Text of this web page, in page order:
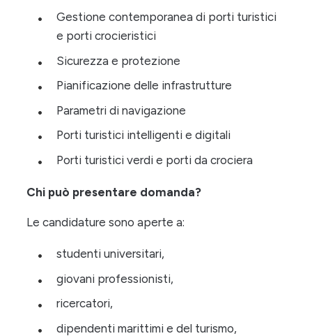
Gestione contemporanea di porti turistici
e porti crocieristici
Sicurezza e protezione
Pianificazione delle infrastrutture
Parametri di navigazione
Porti turistici intelligenti e digitali
Porti turistici verdi e porti da crociera
Chi può presentare domanda?
Le candidature sono aperte a:
studenti universitari,
giovani professionisti,
ricercatori,
dipendenti marittimi e del turismo,